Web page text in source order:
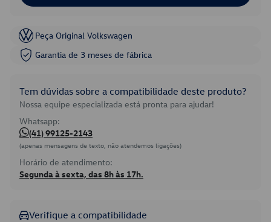
Peça Original Volkswagen
Garantia de 3 meses de fábrica
Tem dúvidas sobre a compatibilidade deste produto?
Nossa equipe especializada está pronta para ajudar!
Whatsapp:
(41) 99125-2143
(apenas mensagens de texto, não atendemos ligações)
Horário de atendimento:
Segunda à sexta, das 8h às 17h.
Verifique a compatibilidade